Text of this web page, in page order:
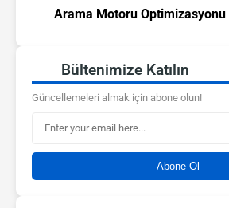
Arama Motoru Optimizasyonu
Bültenimize Katılın
Güncellemeleri almak için abone olun!
Abone Ol